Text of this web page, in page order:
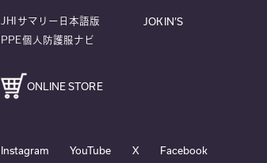
JHIサマリー日本語版
PPE個人防護服ナビ
JOKIN’S
ONLINE STORE
Instagram YouTube X Facebook